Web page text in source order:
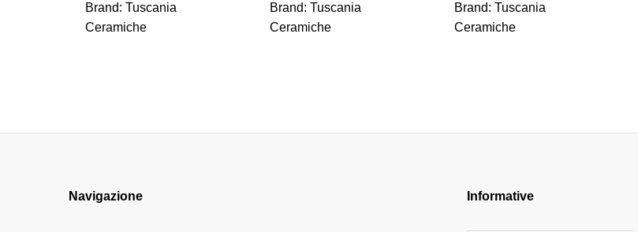
Brand: Tuscania
Ceramiche
Brand: Tuscania
Ceramiche
Brand: Tuscania
Ceramiche
Navigazione Informative